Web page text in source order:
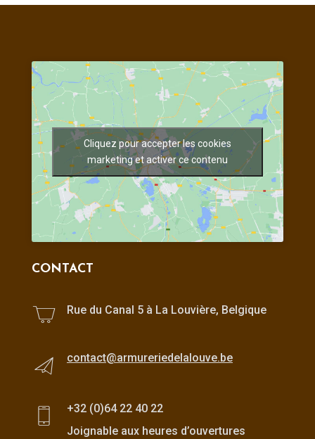
Cliquez pour accepter les cookies
marketing et activer ce contenu
CONTACT
Rue du Canal 5 à La Louvière, Belgique
contact@armureriedelalouve.be
+32 (0)64 22 40 22
Joignable aux heures d’ouvertures